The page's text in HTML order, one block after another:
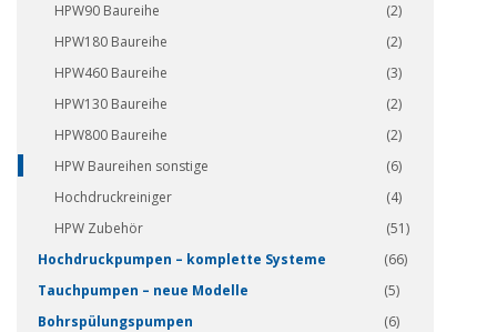
HPW90 Baureihe
(2)
HPW180 Baureihe
(2)
HPW460 Baureihe
(3)
HPW130 Baureihe
(2)
HPW800 Baureihe
(2)
HPW Baureihen sonstige
(6)
Hochdruckreiniger
(4)
HPW Zubehör
(51)
Hochdruckpumpen – komplette Systeme
(66)
Tauchpumpen – neue Modelle
(5)
Bohrspülungspumpen
(6)